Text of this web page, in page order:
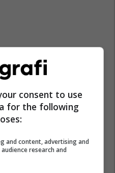
consent to use
for the following
and content, advertising and
research and